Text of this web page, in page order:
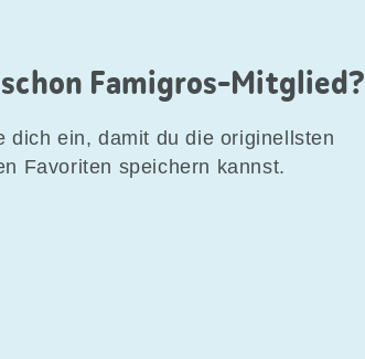
Famigros-Mitglied?
dich ein, damit du die originellsten
Favoriten speichern kannst.